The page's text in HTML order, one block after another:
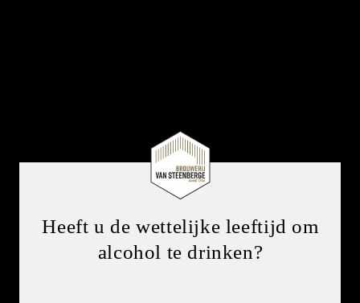
Heeft u de wettelijke leeftijd om
alcohol te drinken?